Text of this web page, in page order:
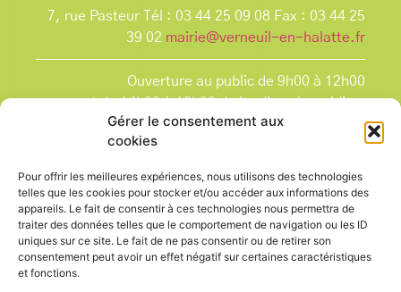
Gérer le consentement aux
cookies
Pour offrir les meilleures expériences, nous utilisons des technologies
telles que les cookies pour stocker et/ou accéder aux informations des
appareils. Le fait de consentir à ces technologies nous permettra de
traiter des données telles que le comportement de navigation ou les ID
uniques sur ce site. Le fait de ne pas consentir ou de retirer son
consentement peut avoir un effet négatif sur certaines caractéristiques
et fonctions.
7, rue Pasteur Tél : 03 44 25 09 08 Fax : 03 44 25
39 02 mairie@verneuil-en-halatte.fr
Ouverture au public de 9h00 à 12h00
et de 14h00 à 18h00 du lundi après-midi au
vendredi,
et le samedi de 9h00 à 12h00.
que les jours fériés.